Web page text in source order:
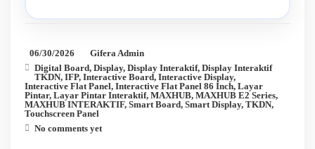
06/30/2026
Gifera Admin
Digital Board, Display, Display Interaktif, Display Interaktif
TKDN, IFP, Interactive Board, Interactive Display,
Interactive Flat Panel, Interactive Flat Panel 86 Inch, Layar
Pintar, Layar Pintar Interaktif, MAXHUB, MAXHUB E2 Series,
MAXHUB INTERAKTIF, Smart Board, Smart Display, TKDN,
Touchscreen Panel
No comments yet